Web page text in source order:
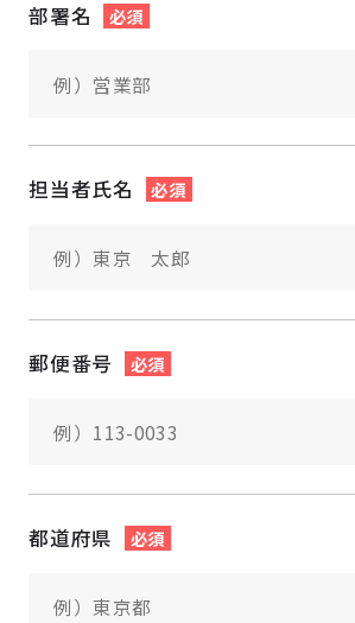
部署名 必須
担当者氏名 必須
郵便番号 必須
都道府県 必須